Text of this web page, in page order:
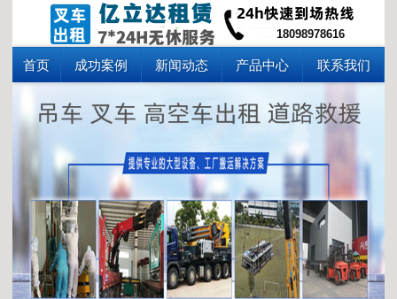
18098978616
首页 成功案例 新闻动态 产品中心 联系我们